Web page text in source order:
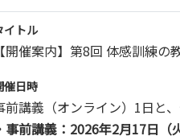
イトル
開催案内】第8回 体感訓練の
催日時
前講義（オンライン）1日と
事前講義：2026年2月17日（